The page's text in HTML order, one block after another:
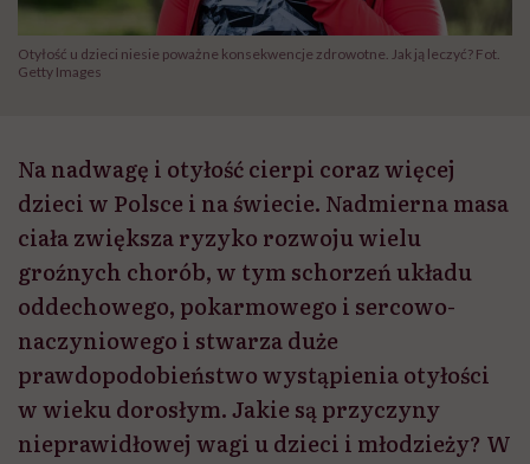
Otyłość u dzieci niesie poważne konsekwencje zdrowotne. Jak ją leczyć? Fot.
Getty Images
Na nadwagę i otyłość cierpi coraz więcej
dzieci w Polsce i na świecie. Nadmierna masa
ciała zwiększa ryzyko rozwoju wielu
groźnych chorób, w tym schorzeń układu
oddechowego, pokarmowego i sercowo-
naczyniowego i stwarza duże
prawdopodobieństwo wystąpienia otyłości
w wieku dorosłym. Jakie są przyczyny
nieprawidłowej wagi u dzieci i młodzieży? W